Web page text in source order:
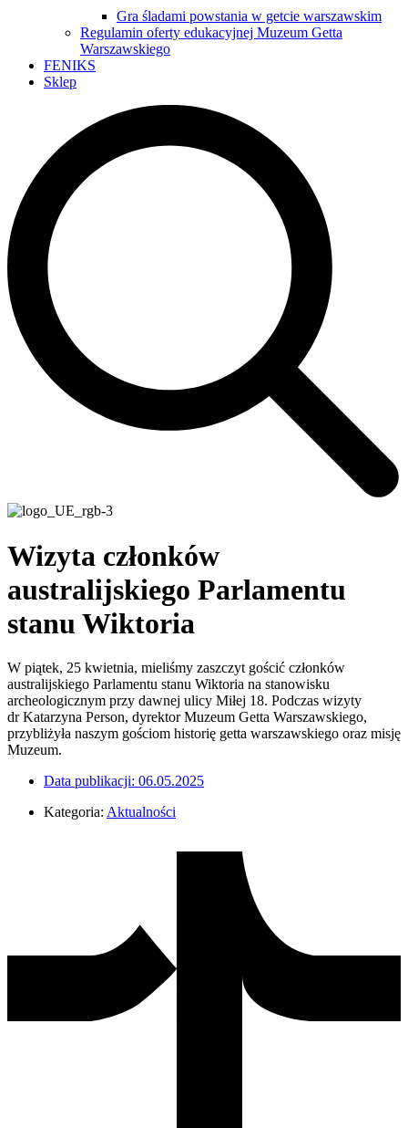
Gra śladami powstania w getcie warszawskim
Regulamin oferty edukacyjnej Muzeum Getta
Warszawskiego
FENIKS
Sklep
Wizyta członków
australijskiego Parlamentu
stanu Wiktoria
W piątek, 25 kwietnia, mieliśmy zaszczyt gościć członków
australijskiego Parlamentu stanu Wiktoria na stanowisku
archeologicznym przy dawnej ulicy Miłej 18. Podczas wizyty
dr Katarzyna Person, dyrektor Muzeum Getta Warszawskiego,
przybliżyła naszym gościom historię getta warszawskiego oraz misję
Muzeum.
Data publikacji: 06.05.2025
Kategoria: Aktualności